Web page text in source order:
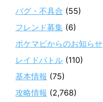
バグ・不具合 (55)
フレンド募集 (6)
ポケマピからのお知らせ
レイドバトル (110)
基本情報 (75)
攻略情報 (2,768)